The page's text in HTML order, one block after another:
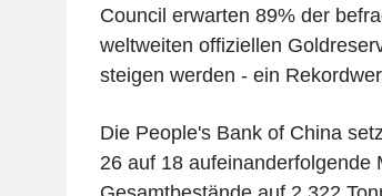
Council erwarten 89% der
weltweiten offiziellen
steigen werden - ein
Die People's Bank of China
26 auf 18 aufeinanderfolgende